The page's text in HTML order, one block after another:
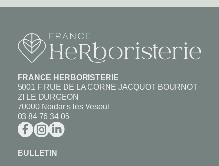
FRANCE HERBORISTERIE
5001 F RUE DE LA CORNE JACQUOT BOURNOT
ZI LE DURGEON
70000 Noidans les Vesoul
03 84 76 34 06
BULLETIN